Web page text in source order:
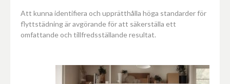
Att kunna identifiera och upprätthålla höga standarder för
flyttstädning är avgörande för att säkerställa ett
omfattande och tillfredsställande resultat.